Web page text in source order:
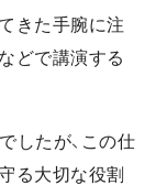
きた手腕に注
どで講演する
したが、この仕
る大切な役割